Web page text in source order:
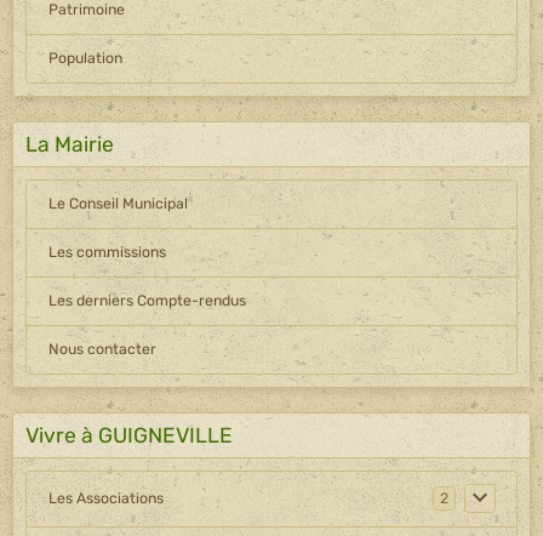
Patrimoine
Population
La Mairie
Le Conseil Municipal
Les commissions
Les derniers Compte-rendus
Nous contacter
Vivre à GUIGNEVILLE
Les Associations 2